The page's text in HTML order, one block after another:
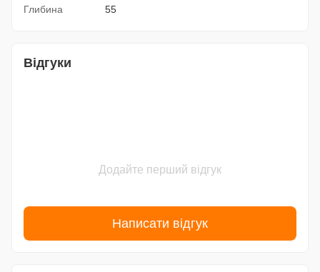
Глибина 55
Відгуки
Додайте перший відгук
Написати відгук